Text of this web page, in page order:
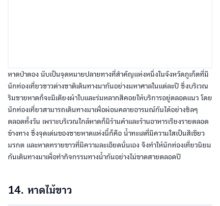
หาดป่าตอง นับเป็นจุดหมายปลายทางที่สำคัญแห่งหนึ่งในจังหวัดภูเก็ตที่มี
นักท่องเที่ยวชาวต่างชาติเดินทางมากันอย่างมหาศาลในแต่ละปี ซึ่งบริเวณ
ริมชายหาดก็จะมีเตียงผ้าใบและร่มหลากสีคอยให้บริการอยู่ตลอดแนว โดย
นักท่องเที่ยวสามารถเดินทางมาเพื่อผ่อนคลายอารมณ์กันได้อย่างชิลๆ
ตลอดทั้งวัน เพราะบริเวณใกล้หาดก็มีร้านค้าและร้านอาหารเรียงรายตลอด
ข้างทาง ซึ่งจุดเด่นของชายหาดแห่งนี้ก็คือ น้ำทะเลที่มีความใสเป็นสีเขียว
มรกต และหาดทรายขาวที่มีความละเอียดนั่นเอง จึงทำให้นักท่องเที่ยวนิยม
กันเดินทางมาเพื่อทำกิจกรรมทางน้ำกันอย่างไม่ขาดสายตลอดปี
14. หาดไม้ขาว